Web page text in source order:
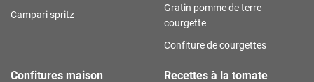
Campari spritz
Gratin pomme de terre
courgette
Confiture de courgettes
Confitures maison Recettes à la tomate